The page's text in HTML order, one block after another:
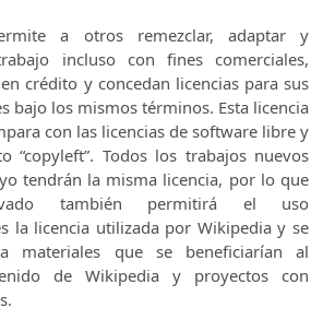
a otros remezclar, adaptar y
incluso con fines comerciales,
crédito y concedan licencias para sus
bajo los mismos términos. Esta licencia
con las licencias de software libre y
“copyleft”. Todos los trabajos nuevos
tendrán la misma licencia, por lo que
también permitirá el uso
la licencia utilizada por Wikipedia y se
materiales que se beneficiarían al
de Wikipedia y proyectos con